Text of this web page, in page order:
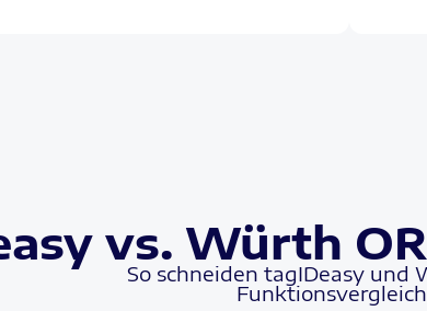
vs. Würth
So schneiden tagIDeasy und